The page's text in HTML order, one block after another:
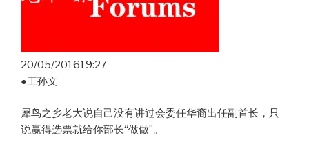
20/05/201619:27
●王孙文
犀鸟之乡老大说自己没有讲过会委任华裔出任副首长，只
说赢得选票就给你部长“做做”。